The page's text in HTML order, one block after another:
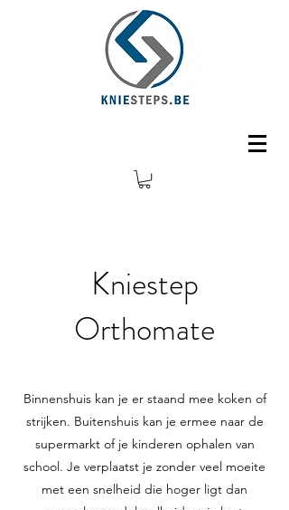
Kniestep
Orthomate
Binnenshuis kan je er staand mee koken of
strijken. Buitenshuis kan je ermee naar de
supermarkt of je kinderen ophalen van
school. Je verplaatst je zonder veel moeite
met een snelheid die hoger ligt dan